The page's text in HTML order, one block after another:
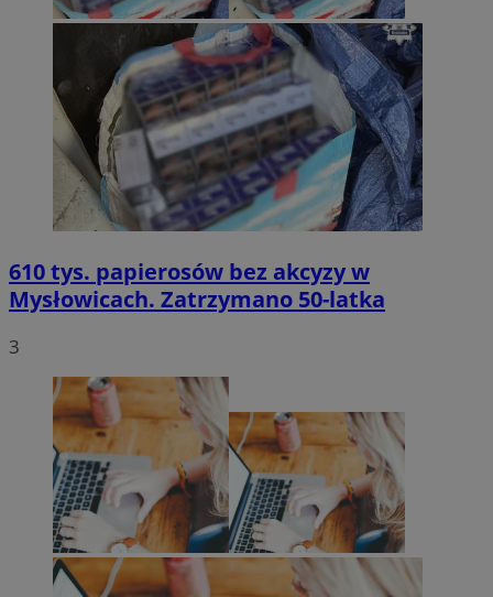
610 tys. papierosów bez akcyzy w
Mysłowicach. Zatrzymano 50-latka
3